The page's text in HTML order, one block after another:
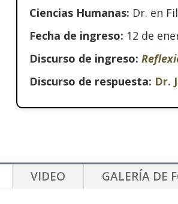
Ciencias Humanas: Dr. en
Fecha de ingreso: 12 de
Discurso de ingreso:
Discurso de respuesta: Dr.
VIDEO GALERÍA DE